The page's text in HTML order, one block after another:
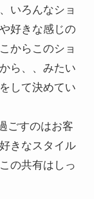
いろんなショ
好きな感じの
からこのショ
ら、、みたい
して決めてい
ごすのはお客
きなスタイル
の共有はしっ